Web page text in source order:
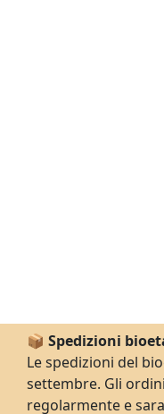
📦 Spedizioni
Le spedizioni del
settembre. Gli
regolarmente e